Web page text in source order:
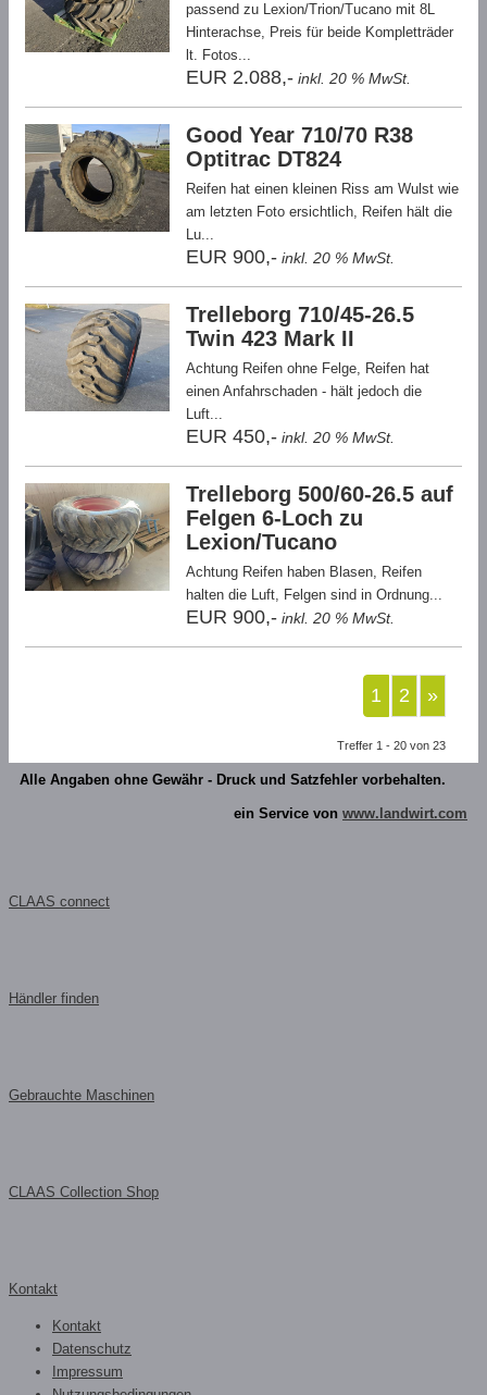
passend zu Lexion/Trion/Tucano mit 8L
Hinterachse, Preis für beide Kompletträder
lt. Fotos...
EUR 2.088,- inkl. 20 % MwSt.
Good Year 710/70 R38
Optitrac DT824
Reifen hat einen kleinen Riss am Wulst wie
am letzten Foto ersichtlich, Reifen hält die
Lu...
EUR 900,- inkl. 20 % MwSt.
Trelleborg 710/45-26.5
Twin 423 Mark II
Achtung Reifen ohne Felge, Reifen hat
einen Anfahrschaden - hält jedoch die
Luft...
EUR 450,- inkl. 20 % MwSt.
Trelleborg 500/60-26.5 auf
Felgen 6-Loch zu
Lexion/Tucano
Achtung Reifen haben Blasen, Reifen
halten die Luft, Felgen sind in Ordnung...
EUR 900,- inkl. 20 % MwSt.
1 2 »
Treffer 1 - 20 von 23
Alle Angaben ohne Gewähr - Druck und Satzfehler vorbehalten.
ein Service von www.landwirt.com
CLAAS connect
Händler finden
Gebrauchte Maschinen
CLAAS Collection Shop
Kontakt
Kontakt
Datenschutz
Impressum